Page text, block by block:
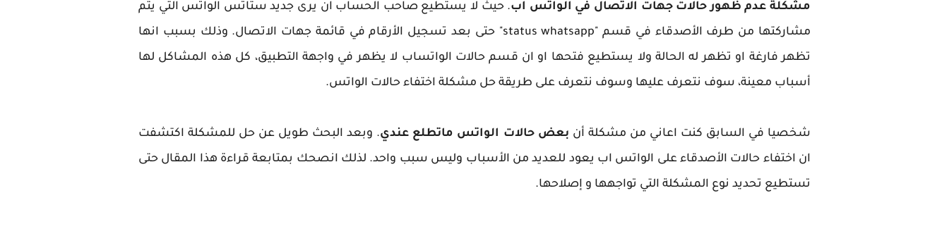
مشكلة عدم ظهور حالات جهات الاتصال في الواتس اب. حيث لا يستطيع صاحب الحساب ان يرى جديد ستاتس الواتس التي يتم
مشاركتها من طرف الأصدقاء في قسم "status whatsapp" حتى بعد تسجيل الأرقام في قائمة جهات الاتصال. وذلك بسبب انها
تظهر فارغة او تظهر له الحالة ولا يستطيع فتحها او ان قسم حالات الواتساب لا يظهر في واجهة التطبيق، كل هذه المشاكل لها
أسباب معينة، سوف نتعرف عليها وسوف نتعرف على طريقة حل مشكلة اختفاء حالات الواتس.
شخصيا في السابق كنت اعاني من مشكلة أن بعض حالات الواتس ماتطلع عندي. وبعد البحث طويل عن حل للمشكلة اكتشفت
ان اختفاء حالات الأصدقاء على الواتس اب يعود للعديد من الأسباب وليس سبب واحد. لذلك انصحك بمتابعة قراءة هذا المقال حتى
تستطيع تحديد نوع المشكلة التي تواجهها و إصلاحها.